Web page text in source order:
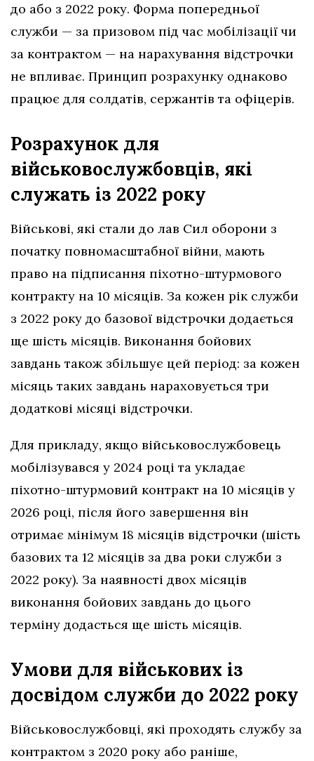
до або з 2022 року. Форма попередньої
служби — за призовом під час мобілізації чи
за контрактом — на нарахування відстрочки
не впливає. Принцип розрахунку однаково
працює для солдатів, сержантів та офіцерів.
Розрахунок для
військовослужбовців, які
служать із 2022 року
Військові, які стали до лав Сил оборони з
початку повномасштабної війни, мають
право на підписання піхотно-штурмового
контракту на 10 місяців. За кожен рік служби
з 2022 року до базової відстрочки додається
ще шість місяців. Виконання бойових
завдань також збільшує цей період: за кожен
місяць таких завдань нараховується три
додаткові місяці відстрочки.
Для прикладу, якщо військовослужбовець
мобілізувався у 2024 році та укладає
піхотно-штурмовий контракт на 10 місяців у
2026 році, після його завершення він
отримає мінімум 18 місяців відстрочки (шість
базових та 12 місяців за два роки служби з
2022 року). За наявності двох місяців
виконання бойових завдань до цього
терміну додасться ще шість місяців.
Умови для військових із
досвідом служби до 2022 року
Військовослужбовці, які проходять службу за
контрактом з 2020 року або раніше,